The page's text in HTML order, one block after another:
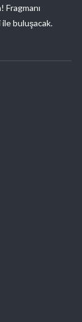
Fragmanı
ile buluşacak.